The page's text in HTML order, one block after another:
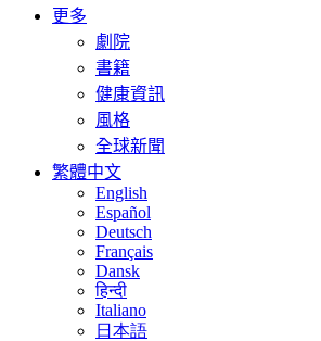
更多
劇院
書籍
健康資訊
風格
全球新聞
繁體中文
English
Español
Deutsch
Français
Dansk
हिन्दी
Italiano
日本語